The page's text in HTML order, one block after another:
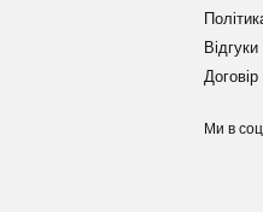
Ми в